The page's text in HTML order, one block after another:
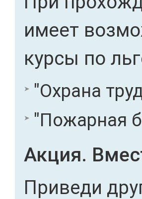
имеет
курсы по
"Охрана
"Пожарная
Акция.
Приведи